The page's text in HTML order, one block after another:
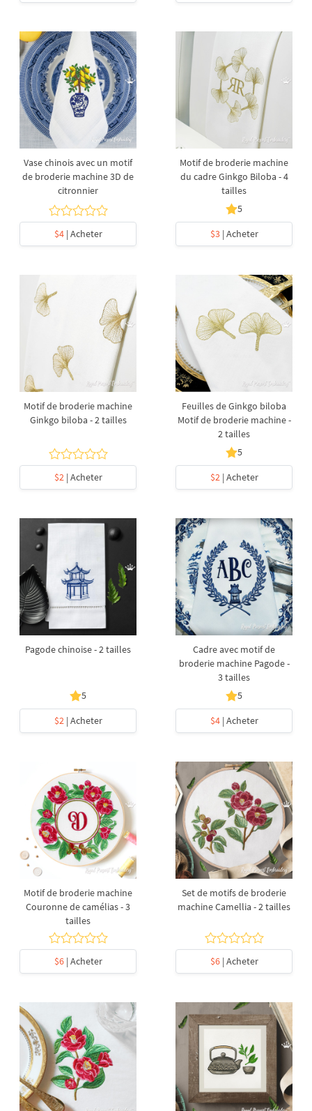
Vase chinois avec un motif
de broderie machine 3D de
citronnier
$4| Acheter
Motif de broderie machine
du cadre Ginkgo Biloba - 4
tailles
5
$3| Acheter
Motif de broderie machine
Ginkgo biloba - 2 tailles
$2| Acheter
Feuilles de Ginkgo biloba
Motif de broderie machine -
2 tailles
5
$2| Acheter
Pagode chinoise - 2 tailles
5
$2| Acheter
Cadre avec motif de
broderie machine Pagode -
3 tailles
5
$4| Acheter
Motif de broderie machine
Couronne de camélias - 3
tailles
$6| Acheter
Set de motifs de broderie
machine Camellia - 2 tailles
$6| Acheter